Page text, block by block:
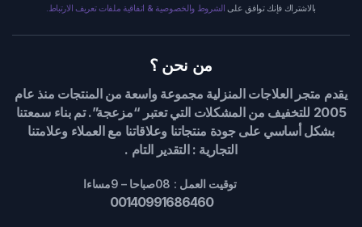
بالاشتراك فإنك توافق على الشروط والخصوصية & اتفاقية ملفات تعريف الارتباط.
من نحن ؟
يقدم متجر العلاجات المنزلية مجموعة واسعة من المنتجات منذ عام
2005 للتخفيف من المشكلات التي تعتبر “مزعجة”. تم بناء سمعتنا
بشكل أساسي على جودة منتجاتنا وعلاقاتنا مع العملاء وعلامتنا
التجارية : التقدير التام .
توقيت العمل : 08صباحا – 9مساءا
00140991686460